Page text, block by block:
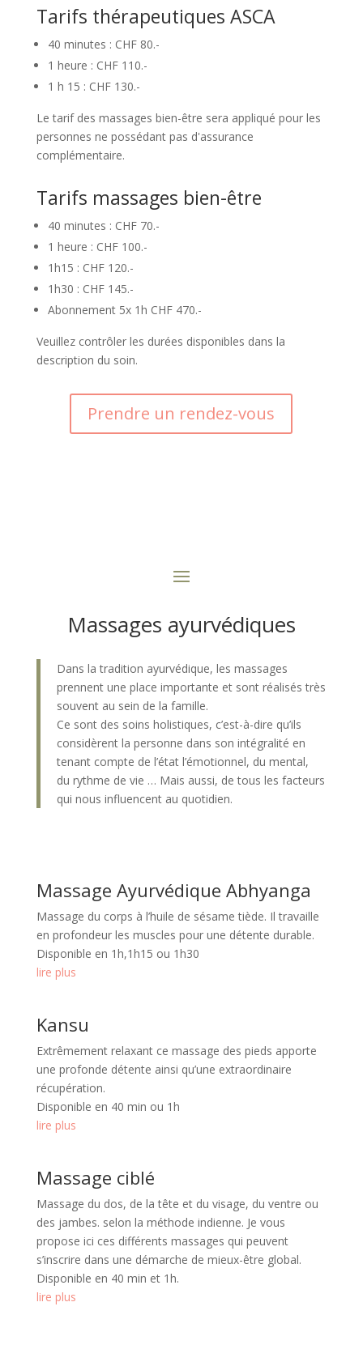
Tarifs thérapeutiques ASCA
40 minutes : CHF 80.-
1 heure : CHF 110.-
1 h 15 : CHF 130.-
Le tarif des massages bien-être sera appliqué pour les
personnes ne possédant pas d'assurance
complémentaire.
Tarifs massages bien-être
40 minutes : CHF 70.-
1 heure : CHF 100.-
1h15 : CHF 120.-
1h30 : CHF 145.-
Abonnement 5x 1h CHF 470.-
Veuillez contrôler les durées disponibles dans la
description du soin.
Prendre un rendez-vous
Massages ayurvédiques
Dans la tradition ayurvédique, les massages
prennent une place importante et sont réalisés très
souvent au sein de la famille.
Ce sont des soins holistiques, c’est-à-dire qu’ils
considèrent la personne dans son intégralité en
tenant compte de l’état l’émotionnel, du mental,
du rythme de vie … Mais aussi, de tous les facteurs
qui nous influencent au quotidien.
Massage Ayurvédique Abhyanga
Massage du corps à l’huile de sésame tiède. Il travaille
en profondeur les muscles pour une détente durable.
Disponible en 1h,1h15 ou 1h30
lire plus
Kansu
Extrêmement relaxant ce massage des pieds apporte
une profonde détente ainsi qu’une extraordinaire
récupération.
Disponible en 40 min ou 1h
lire plus
Massage ciblé
Massage du dos, de la tête et du visage, du ventre ou
des jambes. selon la méthode indienne. Je vous
propose ici ces différents massages qui peuvent
s’inscrire dans une démarche de mieux-être global.
Disponible en 40 min et 1h.
lire plus